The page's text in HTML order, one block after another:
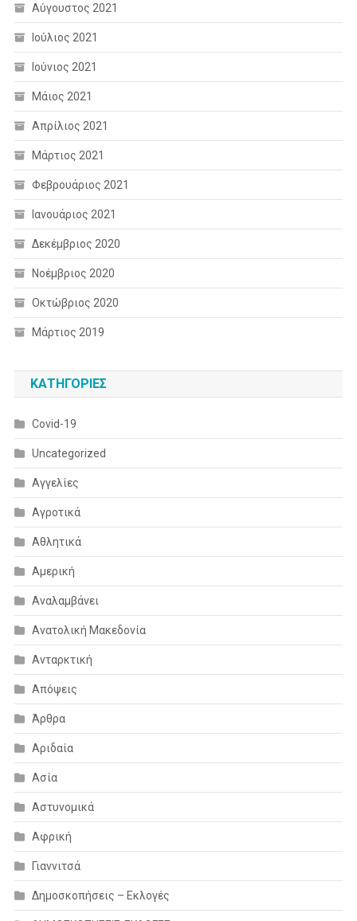
Αύγουστος 2021
Ιούλιος 2021
Ιούνιος 2021
Μάιος 2021
Απρίλιος 2021
Μάρτιος 2021
Φεβρουάριος 2021
Ιανουάριος 2021
Δεκέμβριος 2020
Νοέμβριος 2020
Οκτώβριος 2020
Μάρτιος 2019
KΑΤΗΓΟΡΊΕΣ
Covid-19
Uncategorized
Αγγελίες
Αγροτικά
Αθλητικά
Αμερική
Αναλαμβάνει
Ανατολική Μακεδονία
Ανταρκτική
Απόψεις
Άρθρα
Αριδαία
Ασία
Αστυνομικά
Αφρική
Γιαννιτσά
Δημοσκοπήσεις – Εκλογές